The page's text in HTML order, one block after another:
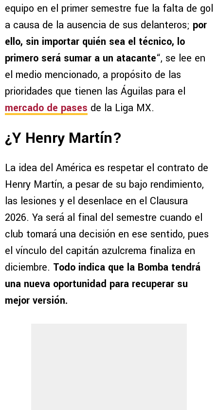
equipo en el primer semestre fue la falta de gol
a causa de la ausencia de sus delanteros; por
ello, sin importar quién sea el técnico, lo
primero será sumar a un atacante“, se lee en
el medio mencionado, a propósito de las
prioridades que tienen las Águilas para el
mercado de pases de la Liga MX.
¿Y Henry Martín?
La idea del América es respetar el contrato de
Henry Martín, a pesar de su bajo rendimiento,
las lesiones y el desenlace en el Clausura
2026. Ya será al final del semestre cuando el
club tomará una decisión en ese sentido, pues
el vínculo del capitán azulcrema finaliza en
diciembre. Todo indica que la Bomba tendrá
una nueva oportunidad para recuperar su
mejor versión.